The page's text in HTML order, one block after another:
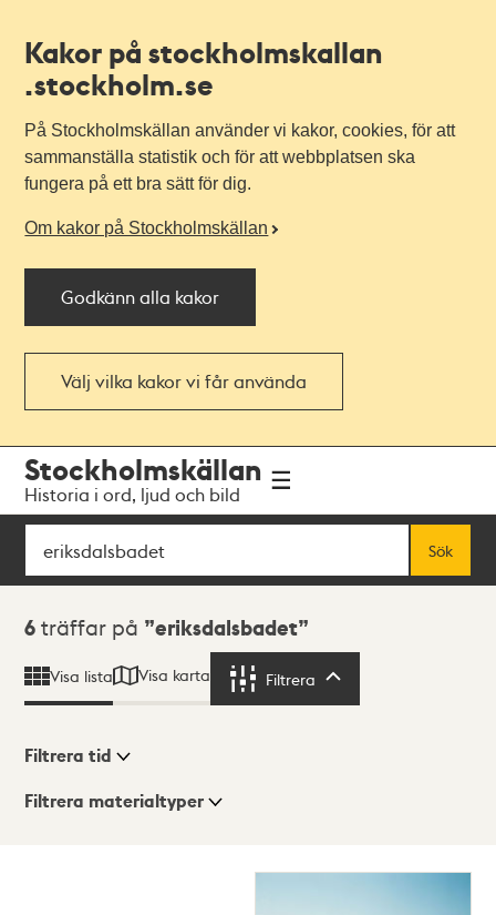
Kakor på stockholmskallan
.stockholm.se
På Stockholmskällan använder vi kakor, cookies, för att
sammanställa statistik och för att webbplatsen ska
fungera på ett bra sätt för dig.
Om kakor på Stockholmskällan
Godkänn alla kakor
Välj vilka kakor vi får använda
navigationen
huvudinnehållet
Stockholmskällan
Historia i ord, ljud och bild
Sök
Sök
Sökresultat
6 träffar på eriksdalsbadet
Visa lista Visa karta Filtrera
Visningsläge
Filtrera tid
Filtrera materialtyper